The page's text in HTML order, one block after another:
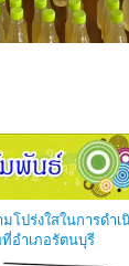
โปร่งใสในการดำ
อำเภอรัตนบุรี